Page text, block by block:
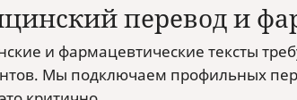
перевод и
и фармацевтические тексты
Мы подключаем профильных